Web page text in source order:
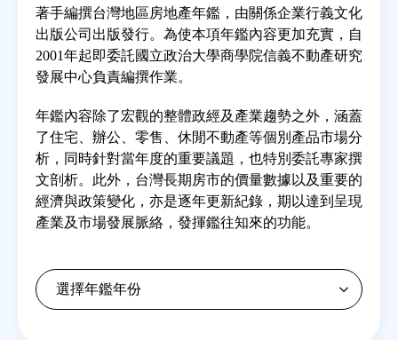
教育推廣
房市分析
研究獎勵
房地產年鑑
電子報
著手編撰台灣地區房地產年鑑，由關係企業行義文化
出版公司出版發行。為使本項年鑑內容更加充實，自
2001年起即委託國立政治大學商學院信義不動產研究
發展中心負責編撰作業。
年鑑內容除了宏觀的整體政經及產業趨勢之外，涵蓋
了住宅、辦公、零售、休閒不動產等個別產品市場分
析，同時針對當年度的重要議題，也特別委託專家撰
文剖析。此外，台灣長期房市的價量數據以及重要的
經濟與政策變化，亦是逐年更新紀錄，期以達到呈現
產業及市場發展脈絡，發揮鑑往知來的功能。